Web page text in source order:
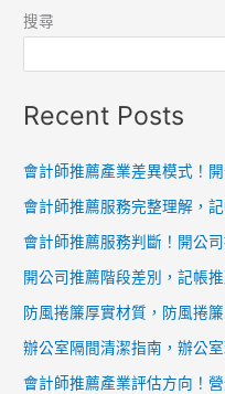
搜尋
Recent Posts
會計師推薦產業差異模式！
會計師推薦服務完整理解，
會計師推薦服務判斷！開公
開公司推薦階段差別，記帳
防風捲簾厚實材質，防風捲簾
辦公室隔間清潔指南，辦公
會計師推薦產業評估方向！